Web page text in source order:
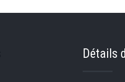
Détails